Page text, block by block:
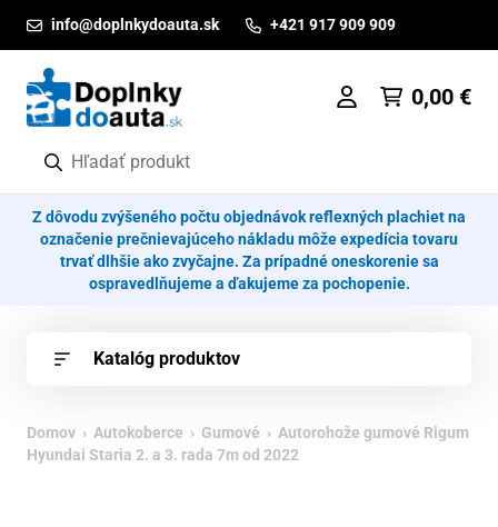
info@doplnkydoauta.sk +421 917 909 909
0,00 €
Z dôvodu zvýšeného počtu objednávok reflexných plachiet na
označenie prečnievajúceho nákladu môže expedícia tovaru
trvať dlhšie ako zvyčajne. Za prípadné oneskorenie sa
ospravedlňujeme a ďakujeme za pochopenie.
Katalóg produktov
Domov › Autokoberce › Gumové › Autorohože gumové Rigum
Hyundai Staria 2. a 3. rada 7m od 2022